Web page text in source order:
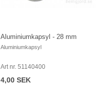
Aluminiumkapsyl - 28 mm
Aluminiumkapsyl
Art nr. 51140400
4,00 SEK